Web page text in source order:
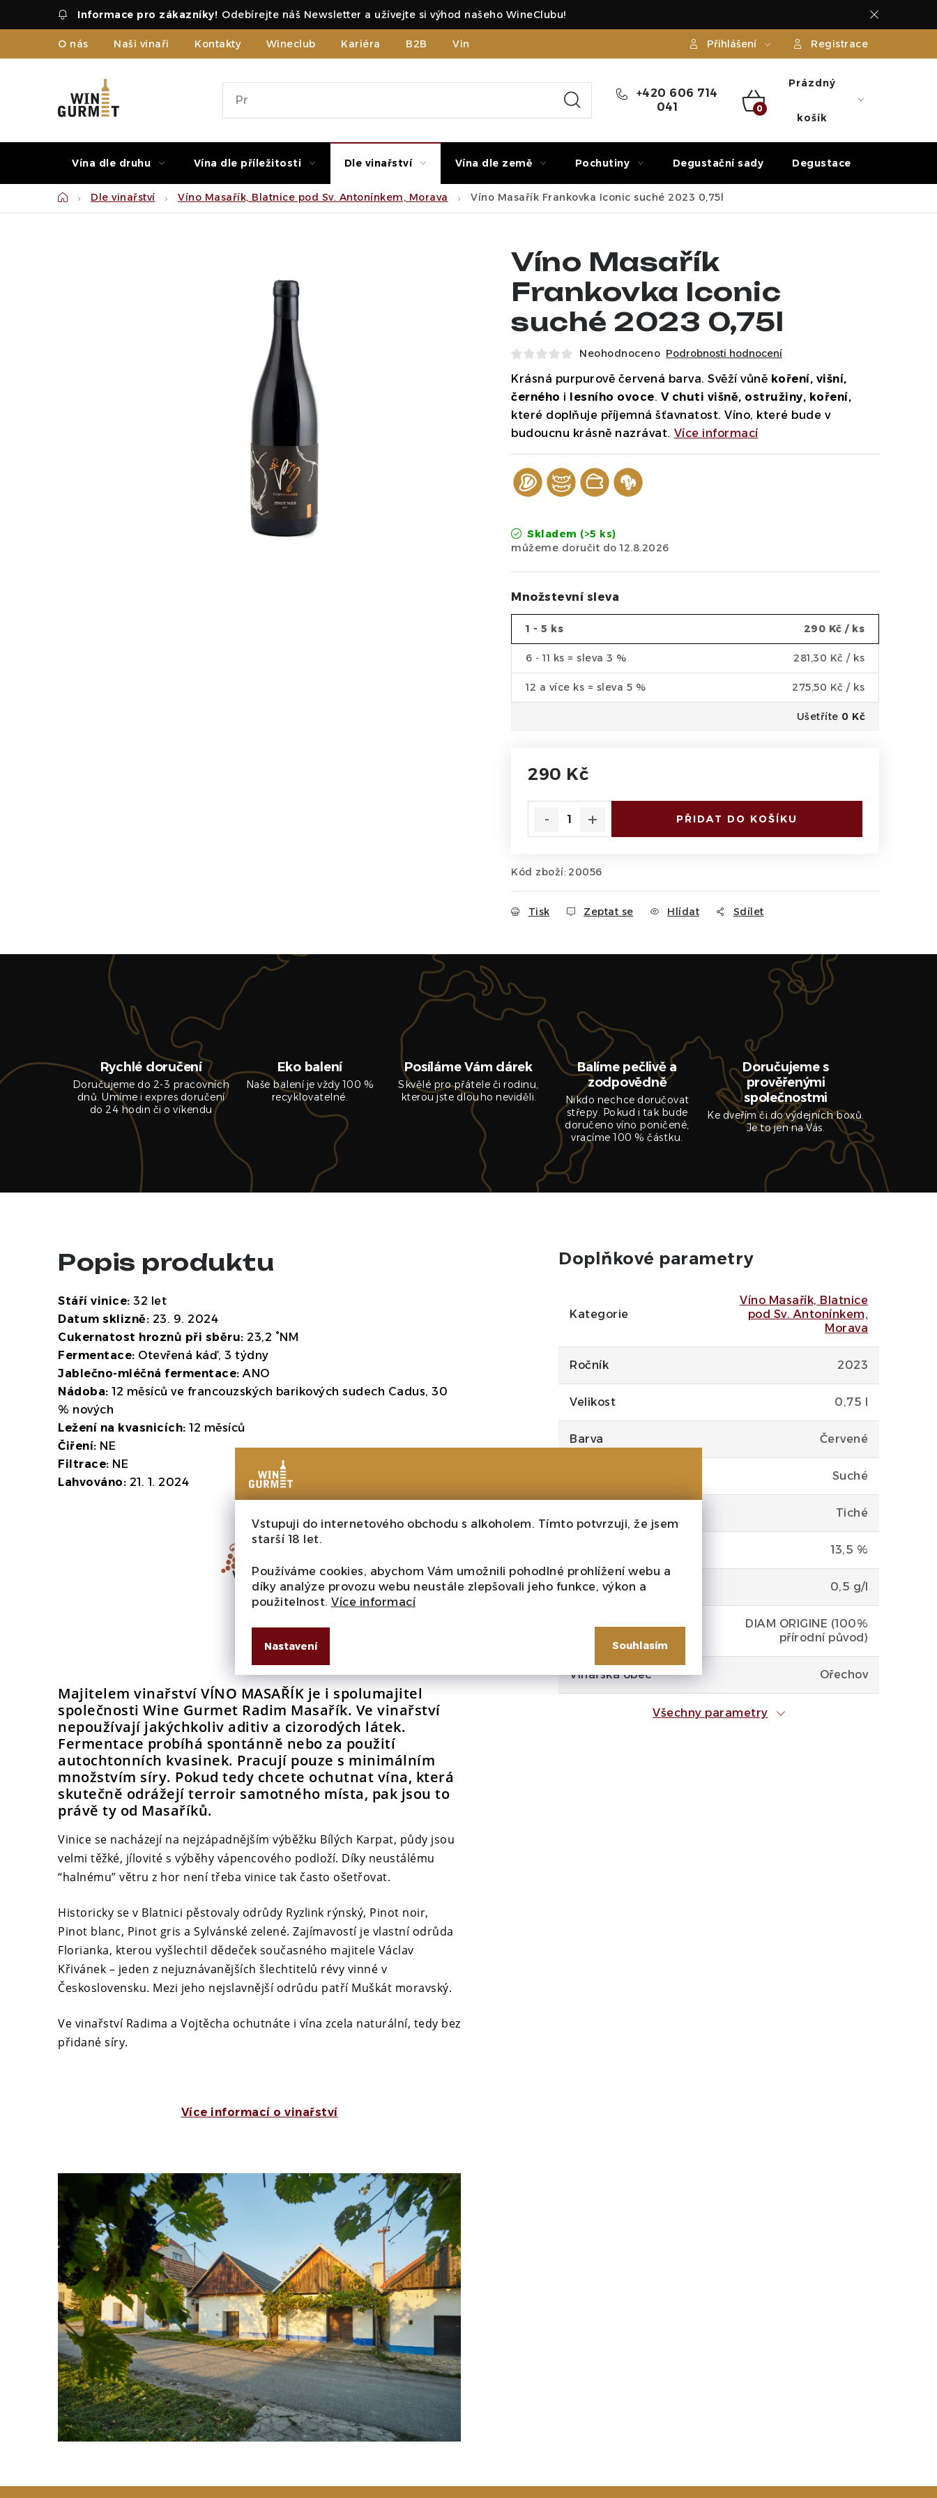
Vstupuji do internetového obchodu s alkoholem. Tímto potvrzuji, že jsem
starší 18 let.
Používáme cookies, abychom Vám umožnili pohodlné prohlížení webu a
díky analýze provozu webu neustále zlepšovali jeho funkce, výkon a
použitelnost. Více informací
Nastavení Souhlasím
Odebírejte náš Newsletter a užívejte si výhod našeho WineClubu!
O nás Naši vinaři Kontakty Wineclub Kariéra B2B Vinné zážitky Přihlášení Registrace
+420 606 714
041
NÁKUPNÍ
Prázdný
košík
Vína dle druhu Vína dle příležitosti Dle vinařství Vína dle země Pochutiny Degustační sady Degustace
DomůDle vinařství Víno Masařík, Blatnice pod Sv. Antonínkem, Morava Víno Masařík Frankovka Iconic suché 2023 0,75l
Víno Masařík
Frankovka Iconic
suché 2023 0,75l
Neohodnoceno Podrobnosti hodnocení
Krásná purpurově červená barva. Svěží vůně koření, višní,
černého i lesního ovoce. V chuti višně, ostružiny, koření,
které doplňuje příjemná šťavnatost. Víno, které bude v
budoucnu krásně nazrávat. Více informací
Skladem (>5 ks)
12.8.2026
Množstevní sleva
1 - 5 ks 290 Kč / ks
6 - 11 ks = sleva 3 % 281,30 Kč / ks
12 a více ks = sleva 5 % 275,50 Kč / ks
Ušetříte 0 Kč
290 Kč
PŘIDAT DO KOŠÍKU
Kód zboží: 20056
Tisk Zeptat se Hlídat Sdílet
Rychlé doručení
Doručujeme do 2-3 pracovních
dnů. Umíme i expres doručení
do 24 hodin či o víkendu
Eko balení
Naše balení je vždy 100 %
recyklovatelné.
Posíláme Vám dárek
Skvělé pro přátele či rodinu,
kterou jste dlouho neviděli.
Balíme pečlivě a
zodpovědně
Nikdo nechce doručovat
střepy. Pokud i tak bude
doručeno víno poničené,
vracíme 100 % částku.
Doručujeme s
prověřenými
společnostmi
Ke dveřím či do výdejních boxů.
Je to jen na Vás.
Popis produktu
Stáří vinice: 32 let
Datum sklizně: 23. 9. 2024
Cukernatost hroznů při sběru: 23,2 °NM
Fermentace: Otevřená káď, 3 týdny
Jablečno-mléčná fermentace: ANO
Nádoba: 12 měsíců ve francouzských barikových sudech Cadus, 30
% nových
Ležení na kvasnicích: 12 měsíců
Čiření: NE
Filtrace: NE
Lahvováno: 21. 1. 2024
Majitelem vinařství VÍNO MASAŘÍK je i spolumajitel
společnosti Wine Gurmet Radim Masařík. Ve vinařství
nepoužívají jakýchkoliv aditiv a cizorodých látek.
Fermentace probíhá spontánně nebo za použití
autochtonních kvasinek. Pracují pouze s minimálním
množstvím síry. Pokud tedy chcete ochutnat vína, která
skutečně odrážejí terroir samotného místa, pak jsou to
právě ty od Masaříků.
Vinice se nacházejí na nejzápadnějším výběžku Bílých Karpat, půdy jsou
velmi těžké, jílovité s výběhy vápencového podloží. Díky neustálému
“halnému” větru z hor není třeba vinice tak často ošetřovat.
Historicky se v Blatnici pěstovaly odrůdy Ryzlink rýnský, Pinot noir,
Pinot blanc, Pinot gris a Sylvánské zelené. Zajímavostí je vlastní odrůda
Florianka, kterou vyšlechtil dědeček současného majitele Václav
Křivánek – jeden z nejuznávanějších šlechtitelů révy vinné v
Československu. Mezi jeho nejslavnější odrůdu patří Muškát moravský.
Ve vinařství Radima a Vojtěcha ochutnáte i vína zcela naturální, tedy bez
přidané síry.
Více informací o vinařství
Doplňkové parametry
Kategorie
Víno Masařík, Blatnice
pod Sv. Antonínkem,
Morava
Ročník 2023
Velikost 0,75 l
Barva Červené
Suché
Tiché
13,5 %
Zbytkový cukr 0,5 g/l
Uzávěr
DIAM ORIGINE (100%
přírodní původ)
Vinařská obec Ořechov
Všechny parametry